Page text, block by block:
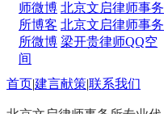
师微博 北京文启律师事务
所博客 北京文启律师事务
所微博 梁开贵律师QQ空
间
首页|建言献策|联系我们